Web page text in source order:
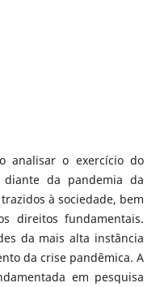
analisar o exercício do
diante da pandemia da
à sociedade, bem
direitos fundamentais.
da mais alta instância
da crise pandêmica. A
em pesquisa